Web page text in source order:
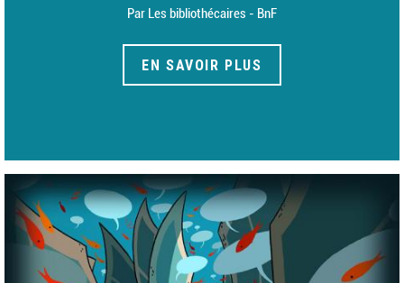
Par Les bibliothécaires - BnF
EN SAVOIR PLUS